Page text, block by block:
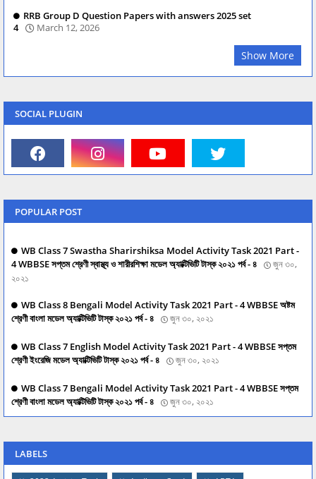
RRB Group D Question Papers with answers 2025 set
4
March 12, 2026
Show More
SOCIAL PLUGIN
POPULAR POST
WB Class 7 Swastha Sharirshiksa Model Activity Task 2021 Part -
4 WBBSE সপ্তম শ্রেণী স্বাস্থ্য ও শারীরশিক্ষা মডেল অ্যাক্টিভিটি টাস্ক ২০২১ পর্ব - ৪
জুন ৩০,
২০২১
WB Class 8 Bengali Model Activity Task 2021 Part - 4 WBBSE অষ্টম
শ্রেণী বাংলা মডেল অ্যাক্টিভিটি টাস্ক ২০২১ পর্ব - ৪
জুন ৩০, ২০২১
WB Class 7 English Model Activity Task 2021 Part - 4 WBBSE সপ্তম
শ্রেণী ইংরেজি মডেল অ্যাক্টিভিটি টাস্ক ২০২১ পর্ব - ৪
জুন ৩০, ২০২১
WB Class 7 Bengali Model Activity Task 2021 Part - 4 WBBSE সপ্তম
শ্রেণী বাংলা মডেল অ্যাক্টিভিটি টাস্ক ২০২১ পর্ব - ৪
জুন ৩০, ২০২১
LABELS